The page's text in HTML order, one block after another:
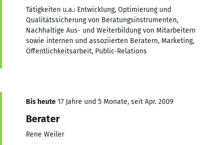
Tätigkeiten u.a.: Entwicklung, Optimierung und
Qualitätssicherung von Beratungsinstrumenten,
Nachhaltige Aus- und Weiterbildung von Mitarbeitern
sowie internen und assoziierten Beratern, Marketing,
Öffentlichkeitsarbeit, Public-Relations
Bis heute 17 Jahre und 5 Monate, seit Apr. 2009
Berater
Rene Weiler